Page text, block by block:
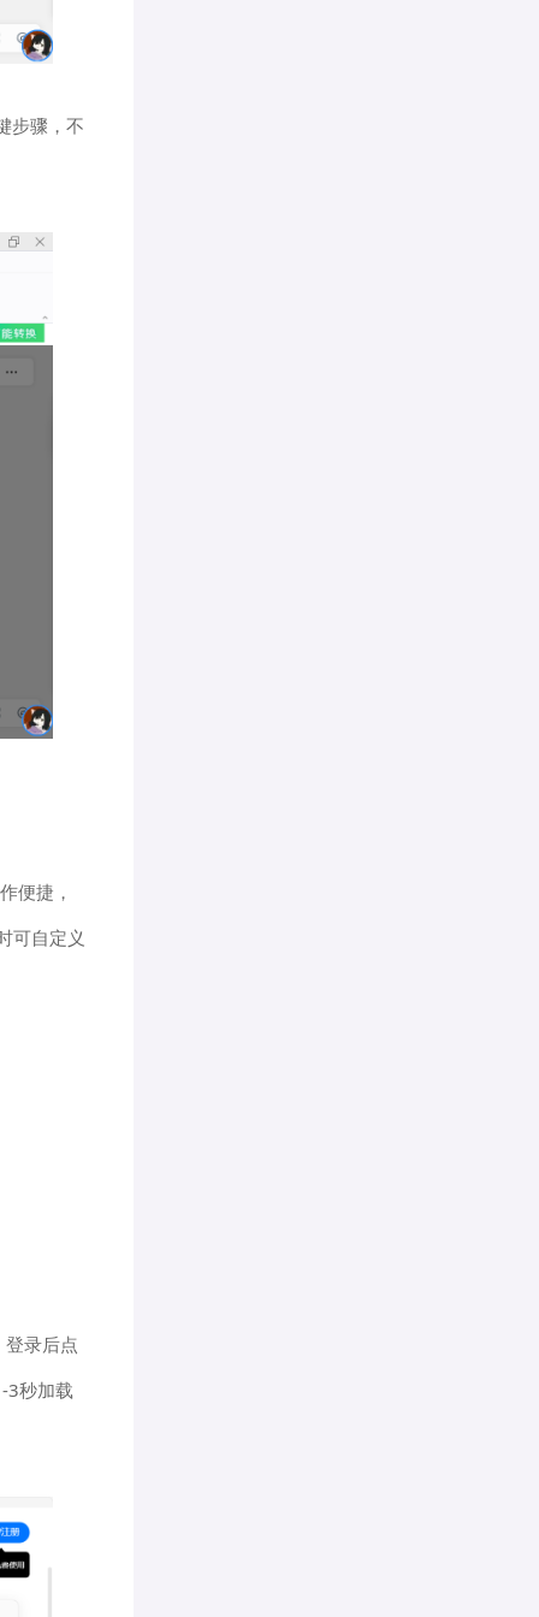
步骤，不
便捷，
可自定义
录后点
3秒加载